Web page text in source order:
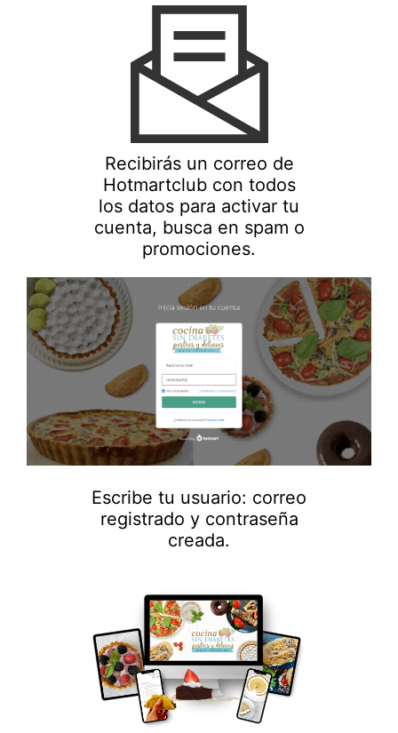
Recibirás un correo de
Hotmartclub con todos
los datos para activar tu
cuenta, busca en spam o
promociones.
Escribe tu usuario: correo
registrado y contraseña
creada.